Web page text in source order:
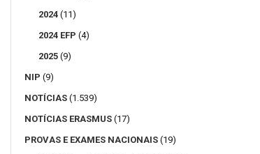
2024 (11)
2024 EFP (4)
2025 (9)
NIP (9)
NOTÍCIAS (1.539)
NOTÍCIAS ERASMUS (17)
PROVAS E EXAMES NACIONAIS (19)